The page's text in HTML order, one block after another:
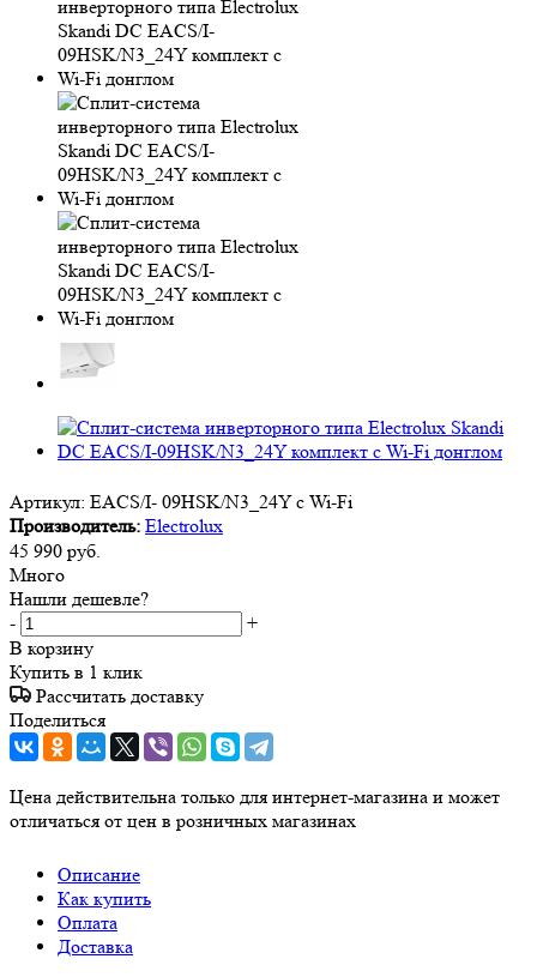
Артикул: EACS/I- 09HSK/N3_24Y с Wi-Fi
Производитель: Electrolux
45 990 руб.
Много
Нашли дешевле?
-
+
В корзину
Купить в 1 клик
Рассчитать доставку
Поделиться
Цена действительна только для интернет-магазина и может
отличаться от цен в розничных магазинах
Описание
Как купить
Оплата
Доставка